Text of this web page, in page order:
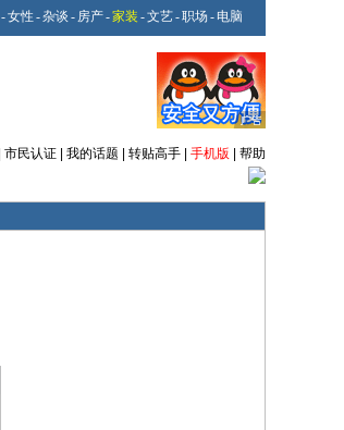
-女性 -杂谈 - 房产-家装 -文艺-职场 - 电脑
市民认证 我的话题 转贴高手 手机版
帮助